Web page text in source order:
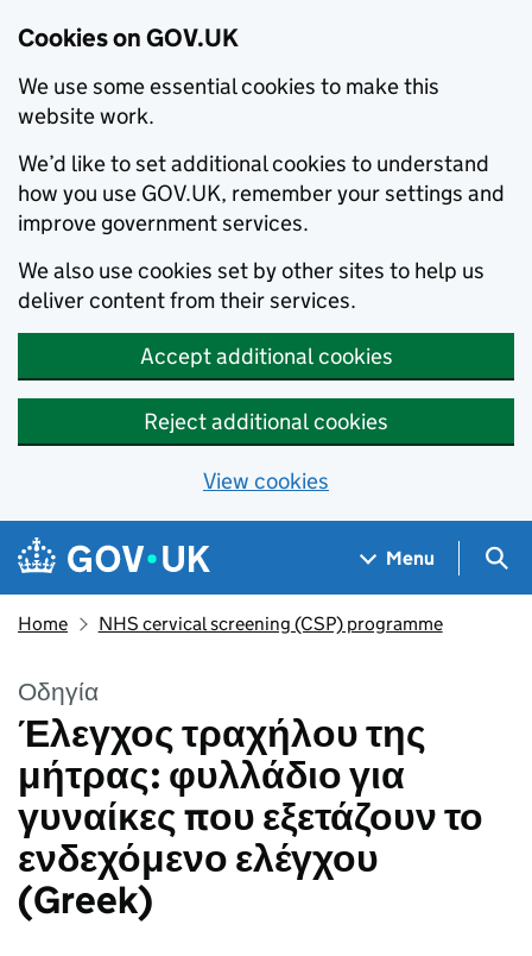
Cookies on GOV.UK
We use some essential cookies to make this
website work.
We’d like to set additional cookies to understand
how you use GOV.UK, remember your settings and
improve government services.
We also use cookies set by other sites to help us
deliver content from their services.
Accept additional cookies
Reject additional cookies
View cookies
Skip to main content
Navigation menu
Menu
Home NHS cervical screening (CSP) programme
Οδηγία
Έλεγχος τραχήλου της
μήτρας: φυλλάδιο για
γυναίκες που εξετάζουν το
ενδεχόμενο ελέγχου
(Greek)